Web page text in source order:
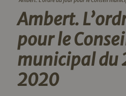
Ambert.
pour le
municipal du
2020